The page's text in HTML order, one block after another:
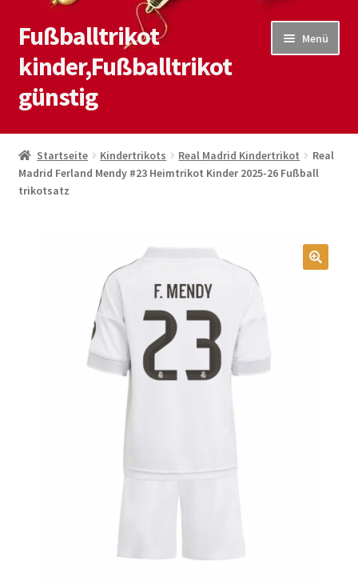
Zur
Navigation
springen
Zum
Inhalt
springen
Fußballtrikot
kinder,Fußballtrikot
günstig
Menü
Start
Blog
Startseite Kindertrikots Real Madrid Kindertrikot
Real
Madrid Ferland Mendy #23 Heimtrikot Kinder 2025-26 Fußball
trikotsatz